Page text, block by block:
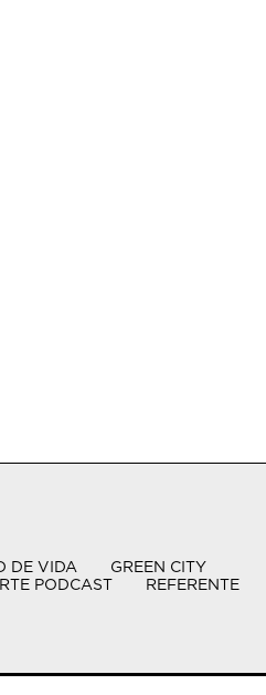
DE VIDA
GREEN CITY
PODCAST REFERENTE